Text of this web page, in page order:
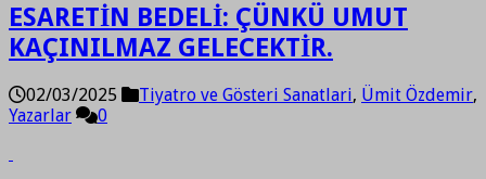
ESARETİN BEDELİ: ÇÜNKÜ UMUT
KAÇINILMAZ GELECEKTİR.
02/03/2025 Tiyatro ve Gösteri Sanatlari, Ümit Özdemir,
Yazarlar
0